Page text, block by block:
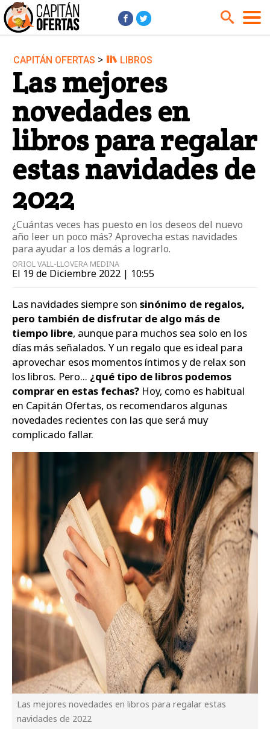
Audio y Música
Cine y Series
Coches
Deportes
Financiero
Hogar
Hoteles
Jardín
Juguetes
Libros
Moda él
Móviles
Ordenadores
Tablets
Tecnología
TV
Videojuegos
CAPITÁN OFERTAS > LIBROS
Las mejores
novedades en
libros para regalar
estas navidades de
2022
¿Cuántas veces has puesto en los deseos del nuevo
año leer un poco más? Aprovecha estas navidades
para ayudar a los demás a lograrlo.
ORIOL VALL-LLOVERA MEDINA
El 19 de Diciembre 2022 | 10:55
Las navidades siempre son sinónimo de regalos,
pero también de disfrutar de algo más de
tiempo libre, aunque para muchos sea solo en los
días más señalados. Y un regalo que es ideal para
aprovechar esos momentos íntimos y de relax son
los libros. Pero... ¿qué tipo de libros podemos
comprar en estas fechas? Hoy, como es habitual
en Capitán Ofertas, os recomendaros algunas
novedades recientes con las que será muy
complicado fallar.
Las mejores novedades en libros para regalar estas
navidades de 2022